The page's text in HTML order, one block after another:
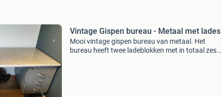
Vintage Gispen bureau - Metaal met lades
Mooi vintage gispen bureau van metaal. Het
bureau heeft twee ladeblokken met in totaal zes